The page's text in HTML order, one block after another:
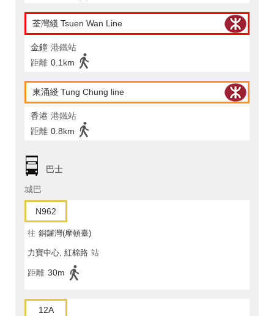
荃灣綫 Tsuen Wan Line
金鐘 港鐵站
距離 0.1km
東涌綫 Tung Chung line
香港 港鐵站
距離 0.8km
巴士
城巴
N962
往 銅鑼灣(摩頓臺)
力寶中心, 紅棉路 站
距離 30m
12A